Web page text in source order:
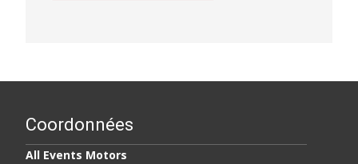
Coordonnées
All Events Motors